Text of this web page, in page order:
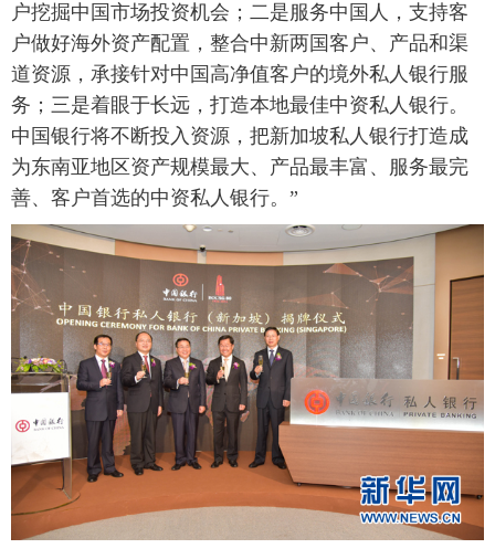
户挖掘中国市场投资机会；二是服务中国人，支持客
户做好海外资产配置，整合中新两国客户、产品和渠
道资源，承接针对中国高净值客户的境外私人银行服
务；三是着眼于长远，打造本地最佳中资私人银行。
中国银行将不断投入资源，把新加坡私人银行打造成
为东南亚地区资产规模最大、产品最丰富、服务最完
善、客户首选的中资私人银行。”